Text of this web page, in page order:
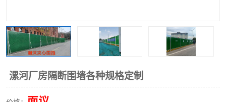
漯河厂房隔断围墙各种规格定制